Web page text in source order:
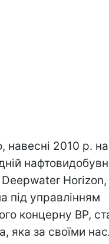
навесні 2010 р. на
Deepwater Horizon,
під управлінням
концерну BP,
яка за своїми